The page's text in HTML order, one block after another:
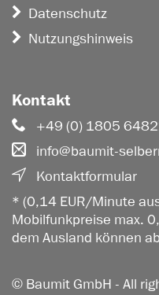
Datenschutz
Nutzungshinweis
Kontakt
+49 (0) 1805
info@baumit-
Kontaktformular
* (0,14 EUR/Minute
Mobilfunkpreise max.
dem Ausland können
© Baumit GmbH - All